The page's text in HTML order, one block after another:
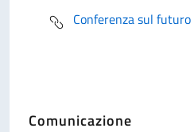
Conferenza sul
Comunicazione